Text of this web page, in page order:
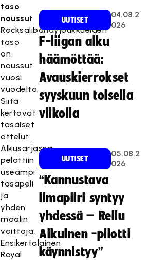
taso
noussut
Rocksalibandyjoukkueiden
taso
on
noussut
vuosi
vuodelta.
Siitä
kertovat
tasaiset
ottelut.
Alkusarjassa
pelattiin
useampi
tasapeli
ja
yhden
maalin
voittoja.
Ensikertalainen
Royal
UUTISET
04.08.2
026
F-liigan alku
häämöttää:
Avauskierrokset
syyskuun toisella
viikolla
UUTISET
05.08.2
026
“Kannustava
ilmapiiri syntyy
yhdessä – Reilu
Aikuinen -pilotti
käynnistyy”